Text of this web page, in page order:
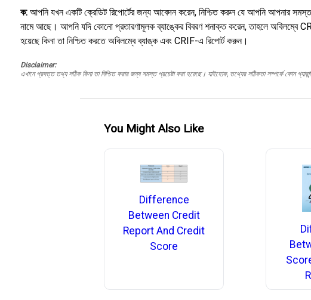
ক:আপনি যখন একটি ক্রেডিট রিপোর্টের জন্য আবেদন করেন, নিশ্চিত করুন যে আপনি আপনার
নামে আছে। আপনি যদি কোনো প্রতারণামূলক ব্যাঙ্কের বিবরণ শনাক্ত করেন, তাহলে অবিলম্বে
হয়েছে কিনা তা নিশ্চিত করতে অবিলম্বে ব্যাঙ্ক এবং CRIF-এ রিপোর্ট করুন।
Disclaimer:
এখানে প্রদত্ত তথ্য সঠিক কিনা তা নিশ্চিত করার জন্য সমস্ত প্রচেষ্টা করা হয়েছে। যাইহোক, তথ্যের সঠিকতা সম্পর্কে কোন
You Might Also Like
Difference
Between Credit
Report And Credit
Score